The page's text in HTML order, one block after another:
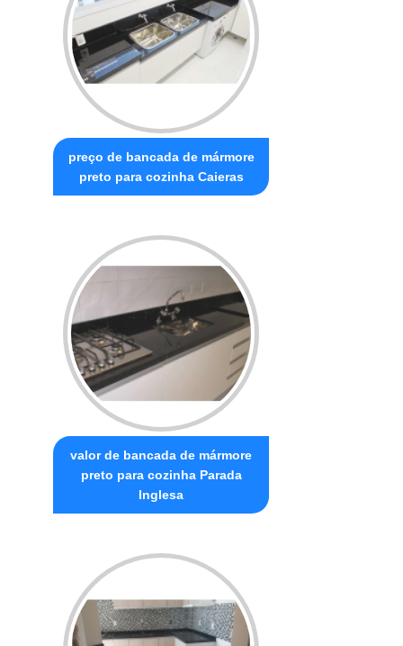
preço de bancada de mármore
preto para cozinha Caieras
valor de bancada de mármore
preto para cozinha Parada
Inglesa